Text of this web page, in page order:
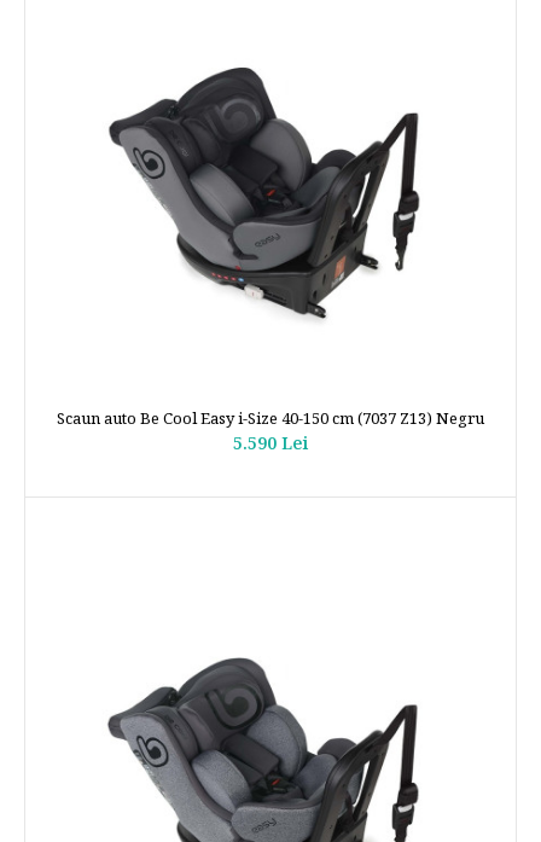
Scaun auto Be Cool Easy i-Size 40-150 cm (7037 Z13) Negru
5.590 Lei